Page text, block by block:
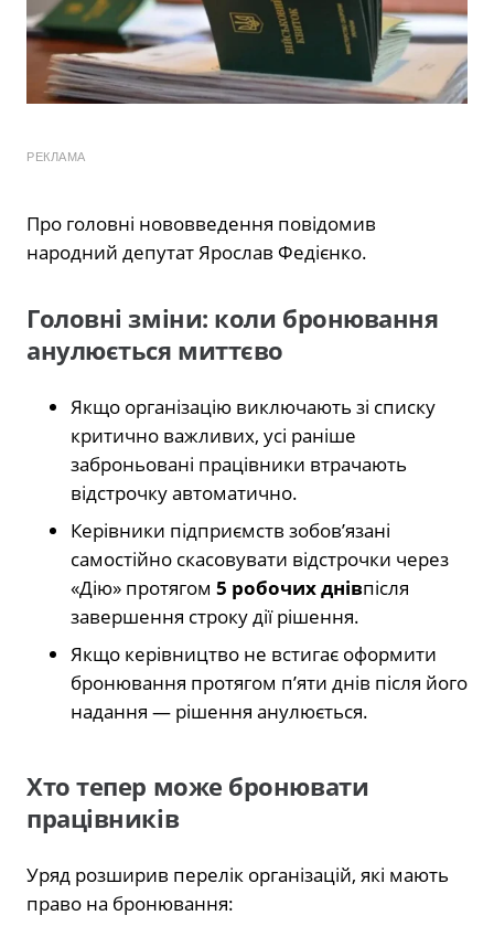
РЕКЛАМА
Про головні нововведення повідомив
народний депутат Ярослав Федієнко.
Головні зміни: коли бронювання
анулюється миттєво
Якщо організацію виключають зі списку
критично важливих, усі раніше
заброньовані працівники втрачають
відстрочку автоматично.
Керівники підприємств зобов’язані
самостійно скасовувати відстрочки через
«Дію» протягом 5 робочих днівпісля
завершення строку дії рішення.
Якщо керівництво не встигає оформити
бронювання протягом п’яти днів після його
надання — рішення анулюється.
Хто тепер може бронювати
працівників
Уряд розширив перелік організацій, які мають
право на бронювання: